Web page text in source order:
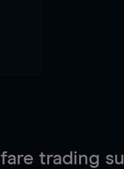
trading su